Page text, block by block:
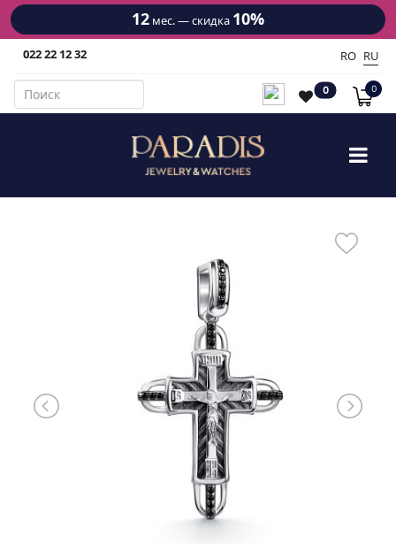
12 мес. — скидка 10%
022 22 12 32 RO RU
0 0